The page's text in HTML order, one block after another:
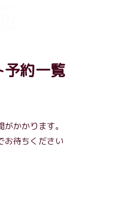
予約一覧
かかります。
お待ちください